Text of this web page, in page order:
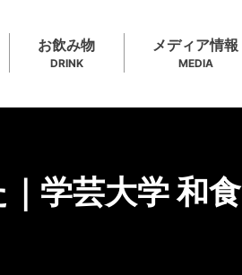
お飲み物
DRINK
メディア情報
MEDIA
学芸大学 和食